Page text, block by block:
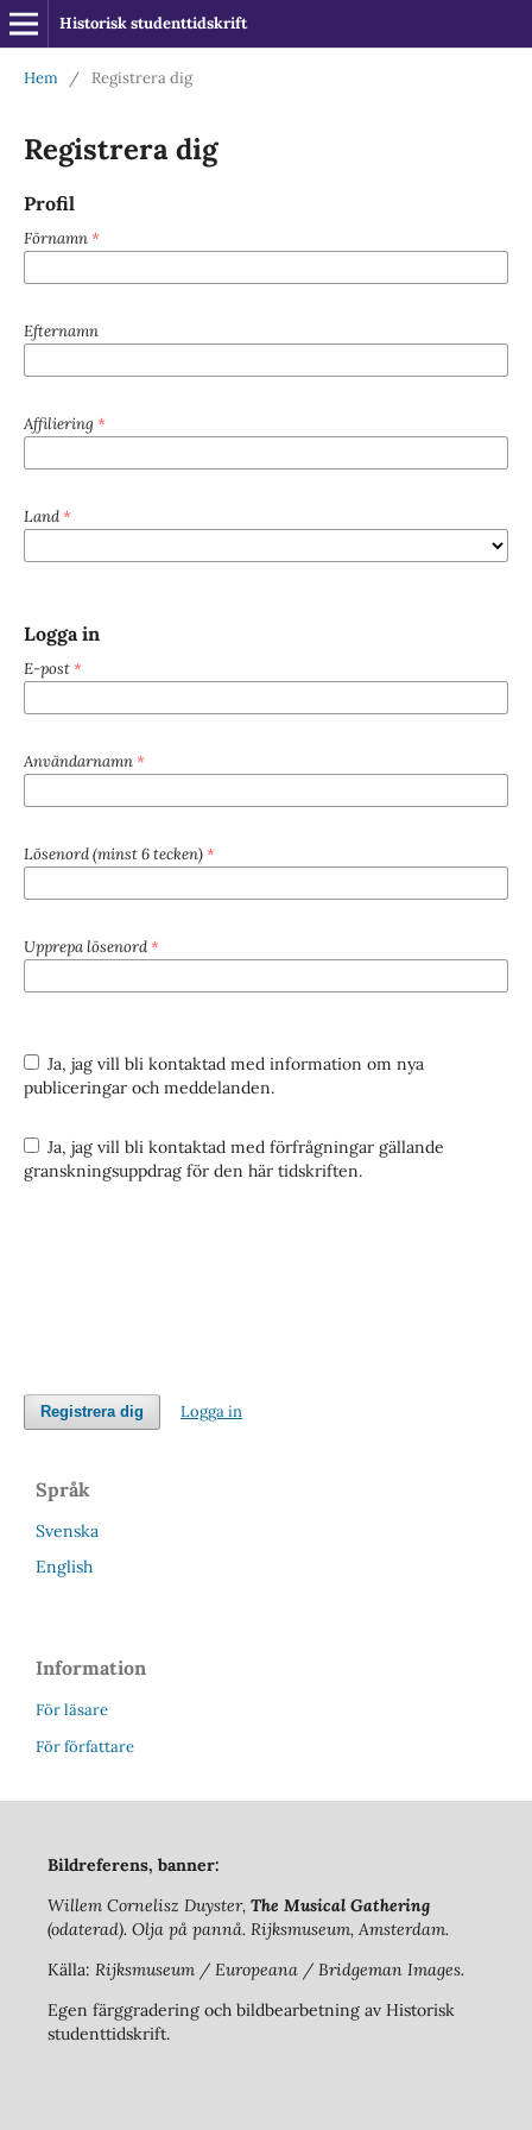
Historisk studenttidskrift
Hem / Registrera dig
Registrera dig
Profil
Förnamn *
Efternamn
Affiliering *
Land *
Logga in
E-post *
Användarnamn *
Lösenord (minst 6 tecken) *
Upprepa lösenord *
Ja, jag vill bli kontaktad med information om nya
publiceringar och meddelanden.
Ja, jag vill bli kontaktad med förfrågningar gällande
granskningsuppdrag för den här tidskriften.
Registrera dig Logga in
Språk
Svenska
English
Information
För läsare
För författare
Bildreferens, banner:
Willem Cornelisz Duyster, The Musical Gathering
(odaterad). Olja på pannå. Rijksmuseum, Amsterdam.
Källa: Rijksmuseum / Europeana / Bridgeman Images.
Egen färggradering och bildbearbetning av Historisk
studenttidskrift.